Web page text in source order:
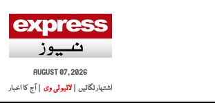
AUGUST 07, 2026
اشتہار لگائیں | لائیو ٹی وی | آج کا اخبار